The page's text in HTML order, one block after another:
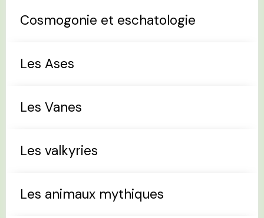
Cosmogonie et eschatologie
Les Ases
Les Vanes
Les valkyries
Les animaux mythiques